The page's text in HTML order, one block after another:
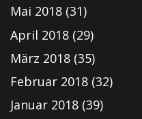
Mai 2018(31)
April 2018(29)
März 2018(35)
Februar 2018(32)
Januar 2018(39)